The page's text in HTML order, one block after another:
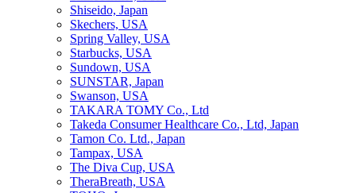
Shiseido, Japan
Skechers, USA
Spring Valley, USA
Starbucks, USA
Sundown, USA
SUNSTAR, Japan
Swanson, USA
TAKARA TOMY Co., Ltd
Takeda Consumer Healthcare Co., Ltd, Japan
Tamon Co. Ltd., Japan
Tampax, USA
The Diva Cup, USA
TheraBreath, USA